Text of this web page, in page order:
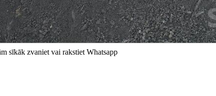
sīkāk zvaniet vai rakstiet Whatsapp